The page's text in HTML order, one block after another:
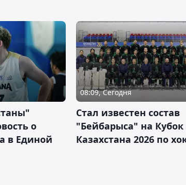
о
в Единой
08:09, Сегодня
Стал известен состав
"Бейбарыса" на Кубок
Казахстана 2026 по